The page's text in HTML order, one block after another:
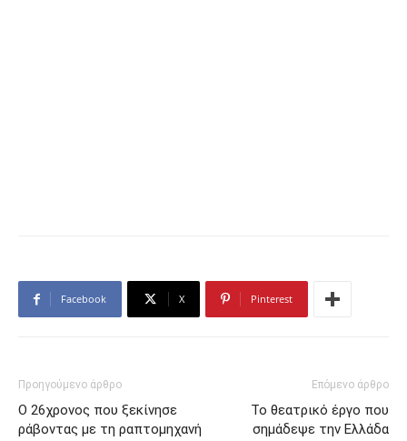
Facebook X Pinterest
Προηγούμενο άρθρο
Ο 26χρονος που ξεκίνησε
ράβοντας με τη ραπτομηχανή
Επόμενο άρθρο
Το θεατρικό έργο που
σημάδεψε την Ελλάδα